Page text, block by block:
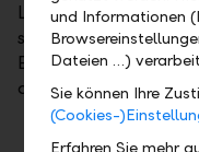
Landesbank AG
seit knapp 165
Exchange notiert
ausgezeichnete
und Informationen
Dateien …)
Sie können Ihre
(Cookies-
Erfahren Sie mehr